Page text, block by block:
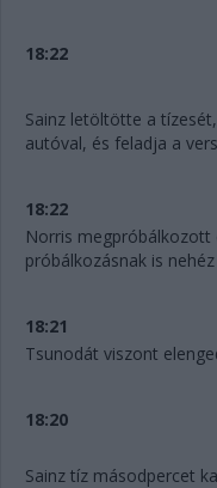
18:22
Sainz letöltötte a
autóval, és feladja a
18:22
Norris megpróbálkozott
próbálkozásnak is
18:21
Tsunodát viszont
18:20
Sainz tíz másodpercet